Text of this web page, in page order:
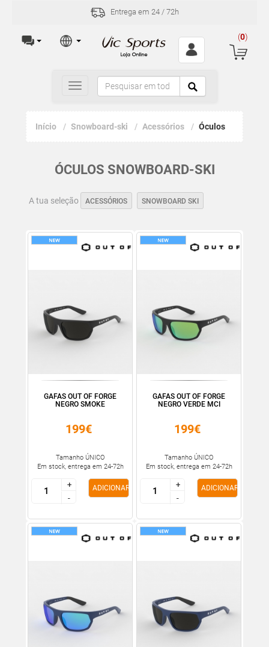
Entrega em 24 / 72h
(0)
Toggle
navigation
Início Snowboard-ski Acessórios Óculos
ÓCULOS SNOWBOARD-SKI
A tua seleção ACESSÓRIOS SNOWBOARD SKI
GAFAS OUT OF FORGE
NEGRO SMOKE
199€
Tamanho ÚNICO
Em stock, entrega em 24-72h
+
-
+
-
ADICIONAR
GAFAS OUT OF FORGE
NEGRO VERDE MCI
199€
Tamanho ÚNICO
Em stock, entrega em 24-72h
+
-
+
-
ADICIONAR